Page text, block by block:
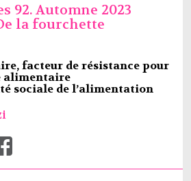
92. Automne 2023
la fourchette
facteur de résistance pour
alimentaire
sociale de l’alimentation